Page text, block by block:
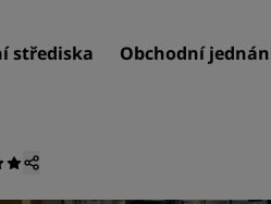
střediska Obchodní